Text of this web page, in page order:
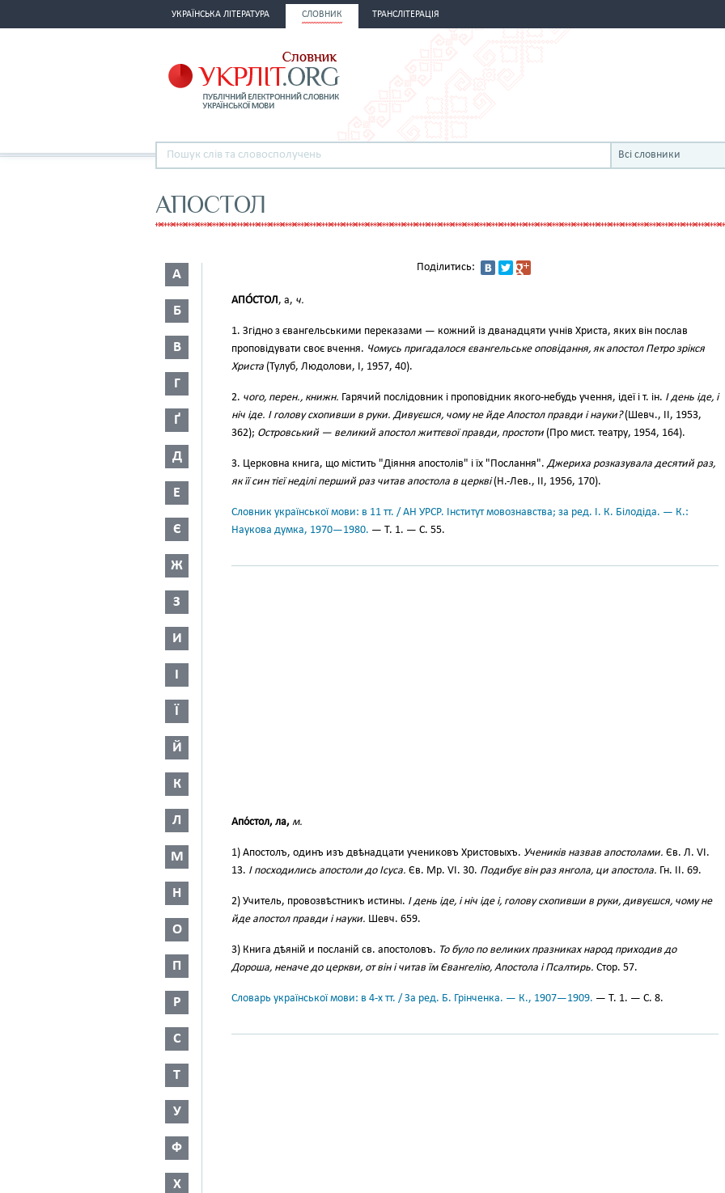
УКРАЇНСЬКА ЛІТЕРАТУРА СЛОВНИК ТРАНСЛІТЕРАЦІЯ
Всі словники
АПОСТОЛ
А
Б
В
Г
Ґ
Д
Е
Є
Ж
З
И
І
Ї
Й
К
Л
М
Н
О
П
Р
С
Т
У
Ф
Х
Поділитись:
АПО́СТОЛ, а, ч.
1. Згідно з євангельськими переказами — кожний із дванадцяти учнів Христа, яких він послав
проповідувати своє вчення. Чомусь пригадалося євангельське оповідання, як апостол Петро зрікся
Христа (Тулуб, Людолови, І, 1957, 40).
2. чого, перен., книжн. Гарячий послідовник і проповідник якого-небудь учення, ідеї і т. ін. І день іде, і
ніч іде. І голову схопивши в руки. Дивуєшся, чому не йде Апостол правди і науки?(Шевч., II, 1953,
362); Островський — великий апостол життєвої правди, простоти (Про мист. театру, 1954, 164).
3. Церковна книга, що містить "Діяння апостолів" і їх "Послання".Джериха розказувала десятий раз,
як її син тієї неділі перший раз читав апостола в церкві(Н.-Лев., II, 1956, 170).
Словник української мови: в 11 тт. / АН УРСР. Інститут мовознавства; за ред. І. К. Білодіда. — К.:
Наукова думка, 1970—1980. — Т. 1. — С. 55.
Апо́стол, ла, м.
1) Апостолъ, одинъ изъ двѣнадцати учениковъ Христовыхъ. Учеників назвав апостолами. Єв. Л. VI.
13. І посходились апостоли до Ісуса. Єв. Мр. VI. 30. Подибує він раз янгола, ци апостола. Гн. II. 69.
2) Учитель, провозвѣстникъ истины. І день іде, і ніч іде і, голову схопивши в руки, дивуєшся, чому не
йде апостол правди і науки. Шевч. 659.
3) Книга дѣяній и посланій св. апостоловъ. То було по великих празниках народ приходив до
Дороша, неначе до церкви, от він і читав їм Євангелію, Апостола і Псалтирь. Стор. 57.
Словарь української мови: в 4-х тт. / За ред. Б. Грінченка. — К., 1907—1909. — Т. 1. — С. 8.